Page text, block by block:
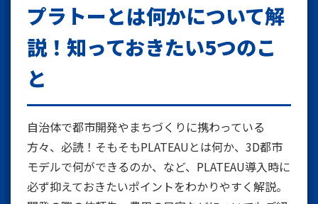
プラトーとは何かについて解
説！ 知っておきたい5つのこ
と
自治体で都市開発やまちづくりに携わっている
方々、必読！そもそもPLATEAUとは何か、3D都市
モデルで何ができるのか、など、PLATEAU導入時に
必ず抑えておきたいポイントをわかりやすく解説。